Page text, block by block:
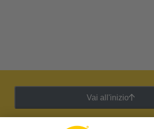
Vai all'inizio